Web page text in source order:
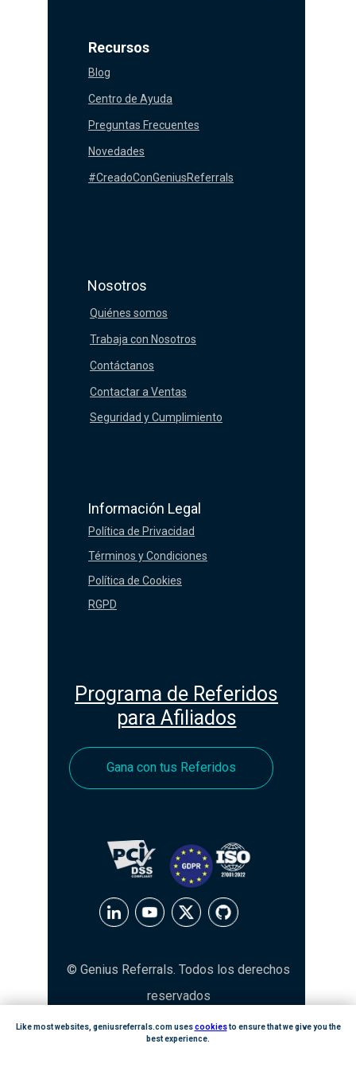
© Genius Referrals. Todos los derechos
reservados
Blog
#CreadoConGeniusReferrals
Novedades
Preguntas Frecuentes
Centro de Ayuda
Recursos
Quiénes somos
Seguridad y Cumplimiento
Contactar a Ventas
Contáctanos
Trabaja con Nosotros
Nosotros
Política de Privacidad
RGPD
Política de Cookies
Términos y Condiciones
Información Legal
Gana con tus Referidos
Programa de Referidos
para Afiliados
Like most websites, geniusreferrals.com usescookiesto ensure that we give you the
best experience.